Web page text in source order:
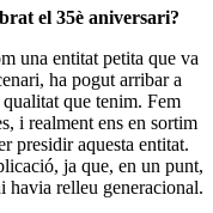
el 35è aniversari?
una entitat petita que va
ha pogut arribar a
que tenim. Fem
i realment ens en sortim
presidir aquesta entitat.
ja que, en un punt,
havia relleu generacional.